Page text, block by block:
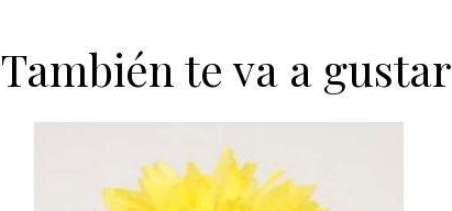
También te va a gustar